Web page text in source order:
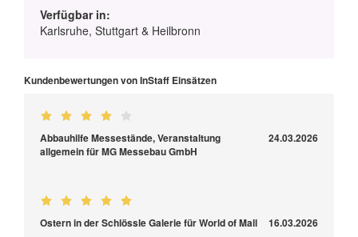
Verfügbar in:
Karlsruhe, Stuttgart & Heilbronn
Kundenbewertungen von InStaff Einsätzen
Abbauhilfe Messestände, Veranstaltung
allgemein für MG Messebau GmbH
24.03.2026
Ostern in der Schlössle Galerie für World of Mall 16.03.2026